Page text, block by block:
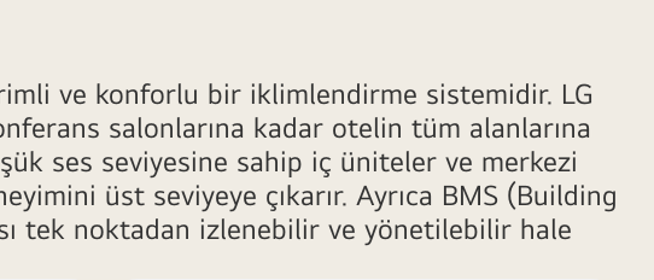
ve konforlu bir iklimlendirme sistemidir. LG
salonlarına kadar otelin tüm alanlarına
ses seviyesine sahip iç üniteler ve merkezi
üst seviyeye çıkarır. Ayrıca BMS (Building
tek noktadan izlenebilir ve yönetilebilir hale